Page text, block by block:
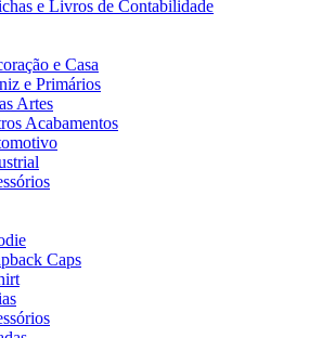
e Livros de Contabilidade
e Casa
e Primários
Artes
Acabamentos
Caps